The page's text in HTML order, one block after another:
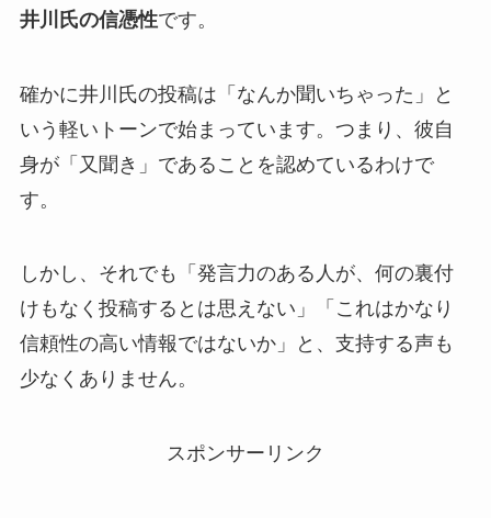
井川氏の信憑性です。
確かに井川氏の投稿は「なんか聞いちゃった」と
いう軽いトーンで始まっています。つまり、彼自
身が「又聞き」であることを認めているわけで
す。
しかし、それでも「発言力のある人が、何の裏付
けもなく投稿するとは思えない」「これはかなり
信頼性の高い情報ではないか」と、支持する声も
少なくありません。
スポンサーリンク